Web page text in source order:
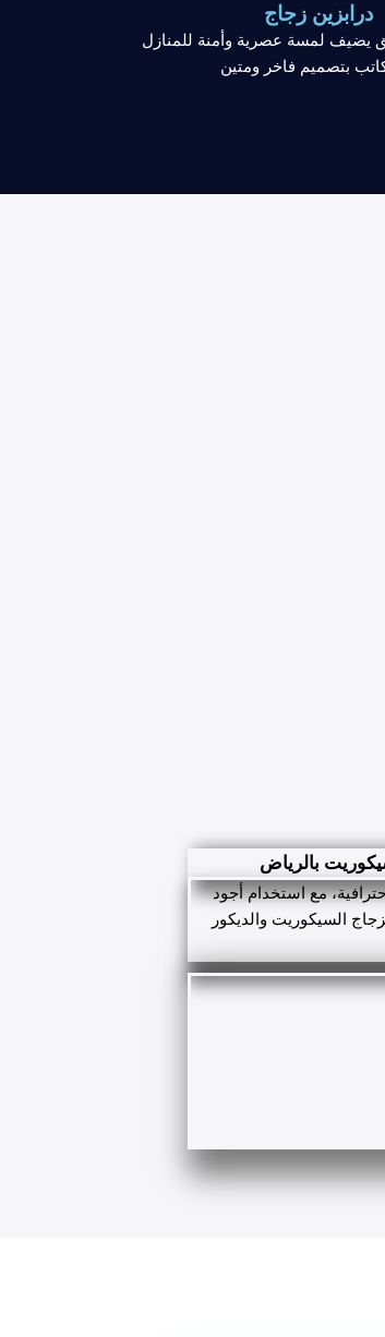
درابزين زجاج
يضيف لمسة عصرية وأمنة للمنازل
بتصميم فاخر ومتين
بالرياض
مع استخدام أجود
السيكوريت والديكور